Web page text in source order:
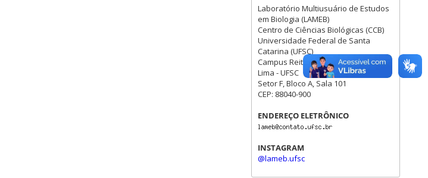
Laboratório Multiusuário de Estudos
em Biologia (LAMEB)
Centro de Ciências Biológicas (CCB)
Universidade Federal de Santa
Catarina (UFSC)
Campus Reitor João David Ferreira
Lima - UFSC
Setor F, Bloco A, Sala 101
CEP: 88040-900
ENDEREÇO ELETRÔNICO
INSTAGRAM
@lameb.ufsc